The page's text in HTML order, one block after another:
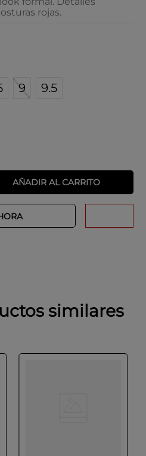
rojas.
9 9.5
AÑADIR AL CARRITO
similares